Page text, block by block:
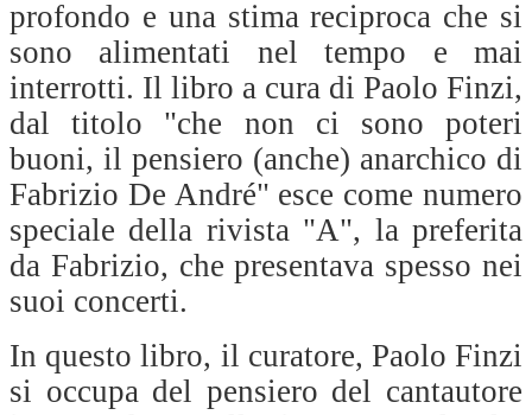
profondo e una stima reciproca che si
sono alimentati nel tempo e mai
interrotti. Il libro a cura di Paolo Finzi,
dal titolo "che non ci sono poteri
buoni, il pensiero (anche) anarchico di
Fabrizio De André" esce come numero
speciale della rivista "A", la preferita
da Fabrizio, che presentava spesso nei
suoi concerti.
In questo libro, il curatore, Paolo Finzi
si occupa del pensiero del cantautore